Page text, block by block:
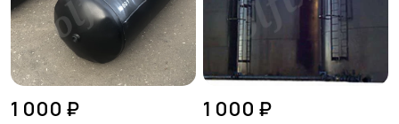
1 000 ₽ 1 000 ₽